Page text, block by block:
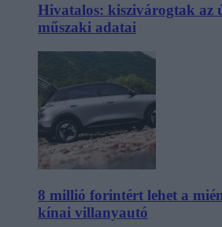
Hivatalos: kiszivárogtak az
műszaki adatai
8 millió forintért lehet a
kínai villanyautó